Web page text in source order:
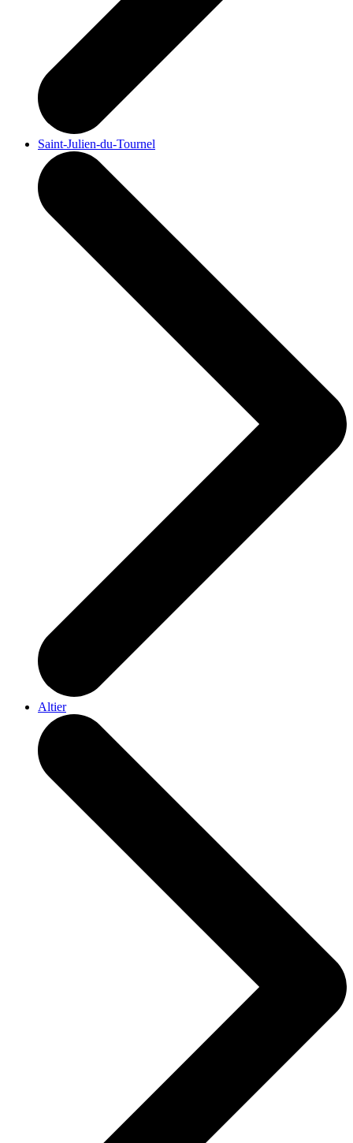
Saint-Julien-du-Tournel
Altier